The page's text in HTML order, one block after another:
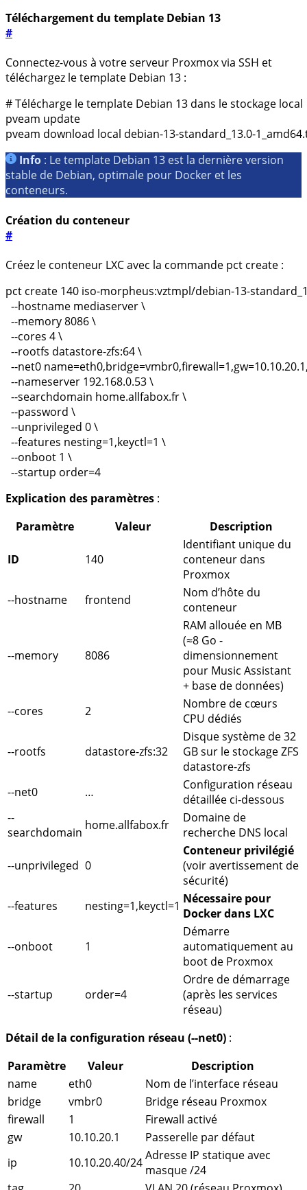
Téléchargement du template Debian 13
#
Connectez-vous à votre serveur Proxmox via SSH et
téléchargez le template Debian 13 :
# Télécharge le template Debian 13 dans le stockage local
pveam download local
Info : Le template Debian 13 est la dernière version
stable de Debian, optimale pour Docker et les
conteneurs.
Création du conteneur
#
Créez le conteneur LXC avec la commande pct create :
pct create 140 iso-morpheus:vztmpl/debian-13-
  --hostname mediaserver
  --memory
8086
  --cores
4
  --rootfs datastore-zfs:64
  --net0
name=eth0,bridge=vmbr0,firewall=1,gw=
  --nameserver 192.168.0.53
  --searchdomain home.allfabox.fr
  --password
  --unprivileged
0
  --features
nesting=1,keyctl=1
  --onboot
1
  --startup
order=4
Explication des paramètres :
Paramètre
Valeur Description
ID 140
Identifiant unique du
conteneur dans
Proxmox
--hostname
frontend
Nom d’hôte du
conteneur
--memory 8086
RAM allouée en MB
(≈8 Go -
dimensionnement
pour Music Assistant
+ base de données)
--cores
2
Nombre de cœurs
CPU dédiés
--rootfs datastore-zfs:32
Disque système de 32
GB sur le stockage ZFS
datastore-zfs
--net0
…
Configuration réseau
détaillée ci-dessous
--
searchdomain home.allfabox.fr
Domaine de
recherche DNS local
--unprivileged 0
Conteneur privilégié
(voir avertissement de
sécurité)
--features
nesting=1,keyctl=1 Nécessaire pour
Docker dans LXC
--onboot 1
Démarre
automatiquement au
boot de Proxmox
--startup order=4
Ordre de démarrage
(après les services
réseau)
Détail de la configuration réseau (--net0) :
Paramètre
Valeur
Description
name
eth0
Nom de l’interface réseau
bridge
vmbr0
Bridge réseau Proxmox
firewall
1
Firewall activé
gw
10.10.20.1
Passerelle par défaut
ip
10.10.20.40/24Adresse IP statique avec
masque /24